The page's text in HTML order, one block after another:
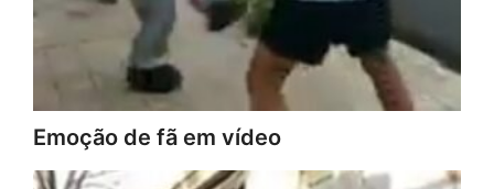
Emoção de fã em vídeo